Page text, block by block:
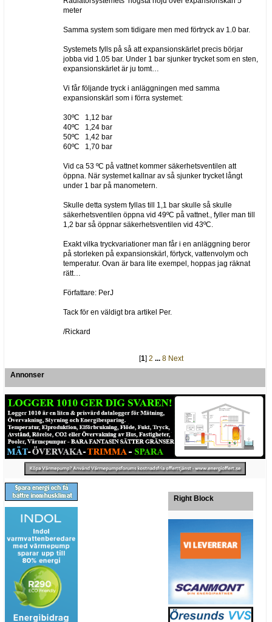
meter
Samma system som tidigare men med förtryck av 1.0 bar.
Systemets fylls på så att expansionskärlet precis börjar
jobba vid 1.05 bar. Under 1 bar sjunker trycket som en sten,
expansionskärlet är ju tomt…
Vi får följande tryck i anläggningen med samma
expansionskärl som i förra systemet:
30ºC 1,12 bar
40ºC 1,24 bar
50ºC 1,42 bar
60ºC 1,70 bar
Vid ca 53 ºC på vattnet kommer säkerhetsventilen att
öppna. När systemet kallnar av så sjunker trycket långt
under 1 bar på manometern.
Skulle detta system fyllas till 1,1 bar skulle så skulle
säkerhetsventilen öppna vid 49ºC på vattnet., fyller man till
1,2 bar så öppnar säkerhetsventilen vid 43ºC.
Exakt vilka tryckvariationer man får i en anläggning beror
på storleken på expansionskärl, förtyck, vattenvolym och
temperatur. Ovan är bara lite exempel, hoppas jag räknat
rätt…
Författare: PerJ
Tack för en väldigt bra artikel Per.
/Rickard
[1] 2 ... 8 Next
Annonser
Right Block